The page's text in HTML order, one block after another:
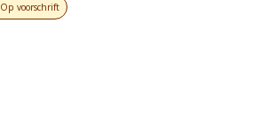
Op voorschrift